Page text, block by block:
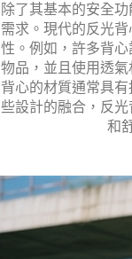
除了其基本的安全
需求。現代的反光
性。例如，許多背
物品，並且使用透
背心的材質通常具
些設計的融合，反
和